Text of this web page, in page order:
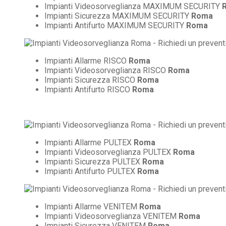
Impianti Videosorveglianza MAXIMUM SECURITY
Impianti Sicurezza MAXIMUM SECURITY Roma
Impianti Antifurto MAXIMUM SECURITY Roma
Impianti Allarme RISCO Roma
Impianti Videosorveglianza RISCO Roma
Impianti Sicurezza RISCO Roma
Impianti Antifurto RISCO Roma
Impianti Allarme PULTEX Roma
Impianti Videosorveglianza PULTEX Roma
Impianti Sicurezza PULTEX Roma
Impianti Antifurto PULTEX Roma
Impianti Allarme VENITEM Roma
Impianti Videosorveglianza VENITEM Roma